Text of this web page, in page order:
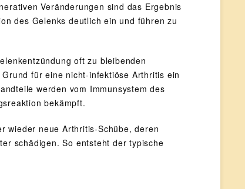
Veränderungen sind das Ergebnis
des Gelenks deutlich ein und führen zu
oft zu bleibenden
für eine nicht-infektiöse Arthritis ein
werden vom Immunsystem des
bekämpft.
wieder neue Arthritis-Schübe, deren
schädigen. So entsteht der typische